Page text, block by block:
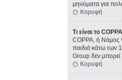
μηνύματα για
Κορυφή
Τι είναι το
COPPA, ή Νόμος
παιδιά κάτω των
Group δεν μπορεί
Κορυφή